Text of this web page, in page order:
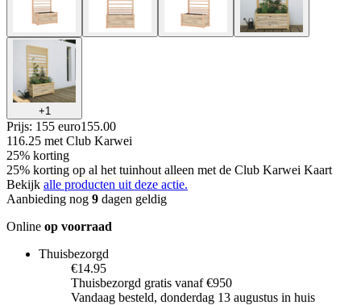
+1
Prijs: 155 euro155.00
116.25 met Club Karwei
25% korting
25% korting op al het tuinhout alleen met de Club Karwei Kaart
Bekijk alle producten uit deze actie.
Aanbieding nog 9 dagen geldig
Online op voorraad
Thuisbezorgd
€14.95
Thuisbezorgd gratis vanaf €950
Vandaag besteld, donderdag 13 augustus in huis